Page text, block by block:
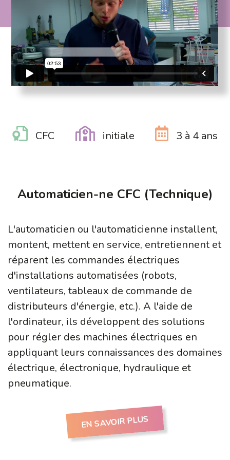
CFC initiale 3 à 4 ans
Automaticien-ne CFC (Technique)
L'automaticien ou l'automaticienne installent,
montent, mettent en service, entretiennent et
réparent les commandes électriques
d'installations automatisées (robots,
ventilateurs, tableaux de commande de
distributeurs d'énergie, etc.). A l'aide de
l'ordinateur, ils développent des solutions
pour régler des machines électriques en
appliquant leurs connaissances des domaines
électrique, électronique, hydraulique et
pneumatique.
EN SAVOIR PLUS